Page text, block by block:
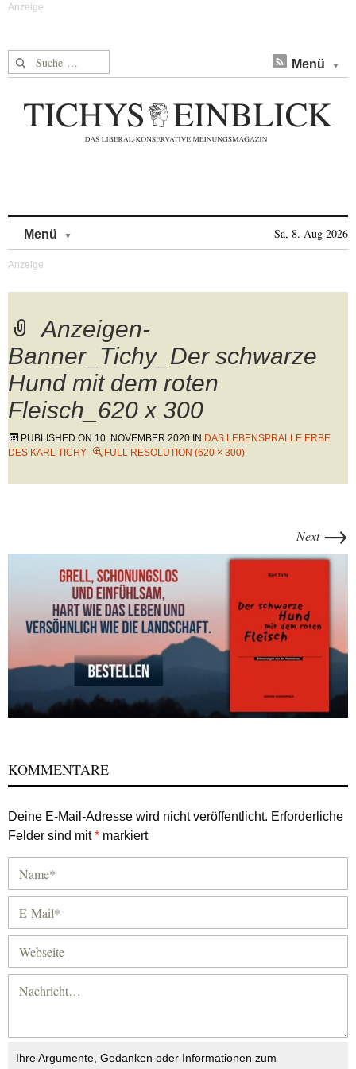
Suche nach: Menü
Menü Sa, 8. Aug 2026
Anzeigen-
Banner_Tichy_Der schwarze
Hund mit dem roten
Fleisch_620 x 300
PUBLISHED ON 10. NOVEMBER 2020 IN DAS LEBENSPRALLE ERBE
DES KARL TICHY
FULL RESOLUTION (620 × 300)
Next →
KOMMENTARE
Deine E-Mail-Adresse wird nicht veröffentlicht. Erforderliche
Felder sind mit* markiert
Ihre Argumente, Gedanken oder Informationen zum